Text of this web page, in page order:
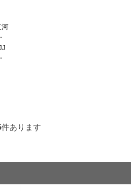
河
件あります